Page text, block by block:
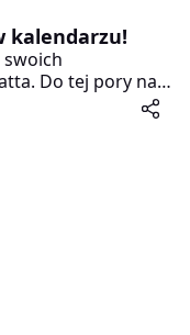
kalendarzu!
Do tej pory na
z
będzie